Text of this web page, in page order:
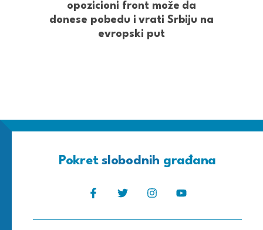
opozicioni front može da
donese pobedu i vrati Srbiju na
evropski put
Pokretslobodnih građana